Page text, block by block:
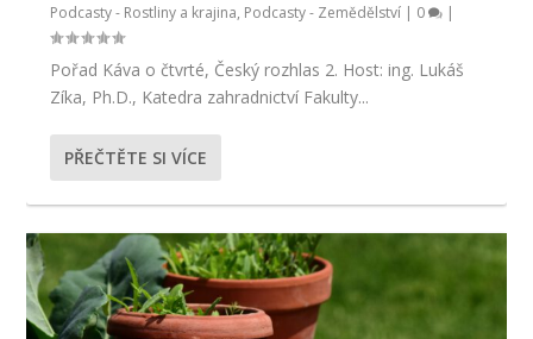
Podcasty - Rostliny a krajina, Podcasty - Zemědělství | 0 |
Pořad Káva o čtvrté, Český rozhlas 2. Host: ing. Lukáš
Zíka, Ph.D., Katedra zahradnictví Fakulty...
PŘEČTĚTE SI VÍCE